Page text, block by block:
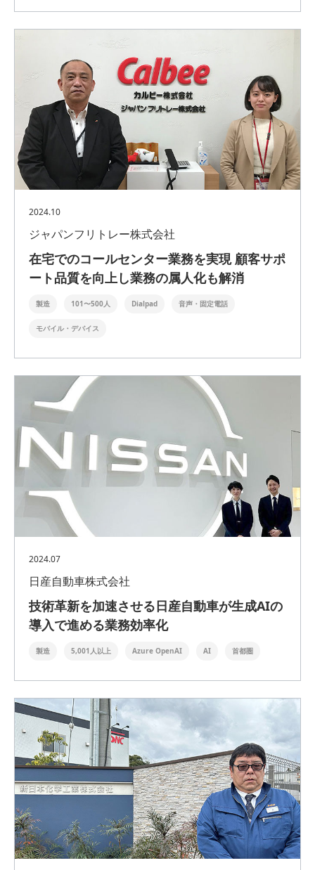
2024.10
ジャパンフリトレー株式会社
在宅でのコールセンター業務を実現 顧客サポ
ート品質を向上し業務の属人化も解消
製造 101〜500人 Dialpad 音声・固定電話
モバイル・デバイス
2024.07
日産自動車株式会社
技術革新を加速させる日産自動車が生成AIの
導入で進める業務効率化
製造 5,001人以上 Azure OpenAI AI 首都圏